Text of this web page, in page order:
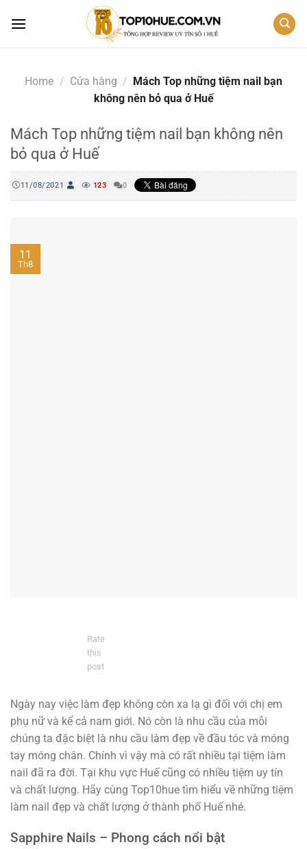
Home / Cửa hàng / Mách Top những tiệm nail bạn
không nên bỏ qua ở Huế
Mách Top những tiệm nail bạn không nên
bỏ qua ở Huế
11/08/2021 123 0
11
Th8
Rate
this
post
Ngày nay việc làm đẹp không còn xa lạ gì đối với chị em
phụ nữ và kể cả nam giới. Nó còn là nhu cầu của mỗi
chúng ta đặc biệt là nhu cầu làm đẹp về đầu tóc và móng
tay móng chân. Chính vì vậy mà có rất nhiều tại tiệm làm
nail đã ra đời. Tại khu vực Huế cũng có nhiều tiệm uy tín
và chất lượng. Hãy cùng Top10hue tìm hiểu về những tiệm
làm nail đẹp và chất lượng ở thành phố Huế nhé.
Sapphire Nails – Phong cách nổi bật